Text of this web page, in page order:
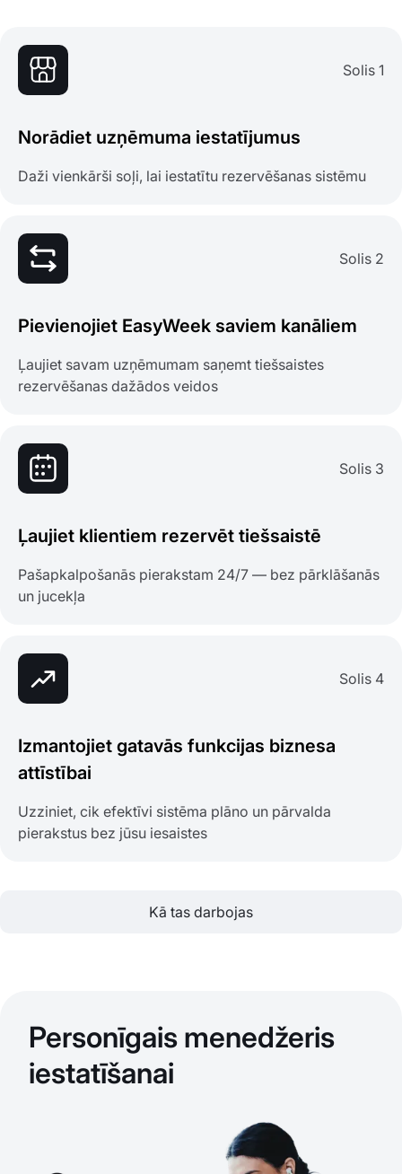
Solis 1
Norādiet uzņēmuma iestatījumus
Daži vienkārši soļi, lai iestatītu rezervēšanas sistēmu
Solis 2
Pievienojiet EasyWeek saviem kanāliem
Ļaujiet savam uzņēmumam saņemt tiešsaistes
rezervēšanas dažādos veidos
Solis 3
Ļaujiet klientiem rezervēt tiešsaistē
Pašapkalpošanās pierakstam 24/7 — bez pārklāšanās
un jucekļa
Solis 4
Izmantojiet gatavās funkcijas biznesa
attīstībai
Uzziniet, cik efektīvi sistēma plāno un pārvalda
pierakstus bez jūsu iesaistes
Kā tas darbojas
Personīgais menedžeris
iestatīšanai